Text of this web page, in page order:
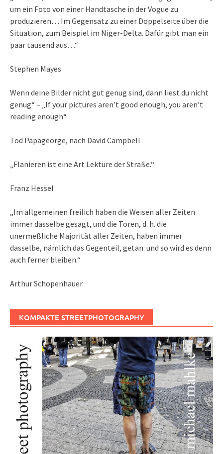
um ein Foto von einer Handtasche in der Vogue zu
produzieren… Im Gegensatz zu einer Doppelseite über die
Situation, zum Beispiel im Niger-Delta. Dafür gibt man ein
paar tausend aus…“
Stephen Mayes
Wenn deine Bilder nicht gut genug sind, dann liest du nicht
genug“ – „If your pictures aren’t good enough, you aren’t
reading enough“
Tod Papageorge, nach David Campbell
„Flanieren ist eine Art Lektüre der Straße.“
Franz Hessel
„Im allgemeinen freilich haben die Weisen aller Zeiten
immer dasselbe gesagt, und die Toren, d. h. die
unermeßliche Majorität aller Zeiten, haben immer
dasselbe, nämlich das Gegenteil, getan: und so wird es denn
auch ferner bleiben.“
Arthur Schopenhauer
KOMPAKTE STREETPHOTOGRAPHY